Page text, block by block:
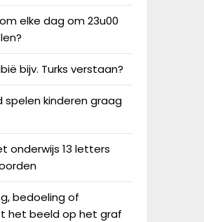
elke dag om 23u00
bijv. Turks verstaan?
spelen kinderen graag
onderwijs 13 letters
bedoeling of
het beeld op het graf